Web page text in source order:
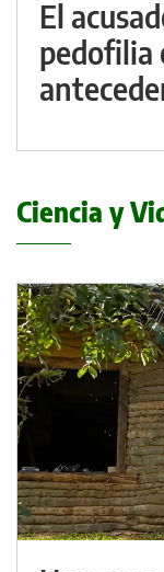
El
pedofilia
Ciencia y